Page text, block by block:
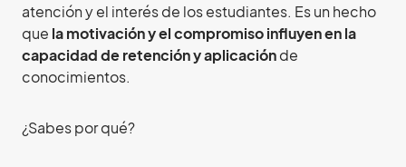
atención y el interés de los estudiantes. Es un hecho
que la motivación y el compromiso influyen en la
capacidad de retención y aplicaciónde
conocimientos.
¿Sabes por qué?